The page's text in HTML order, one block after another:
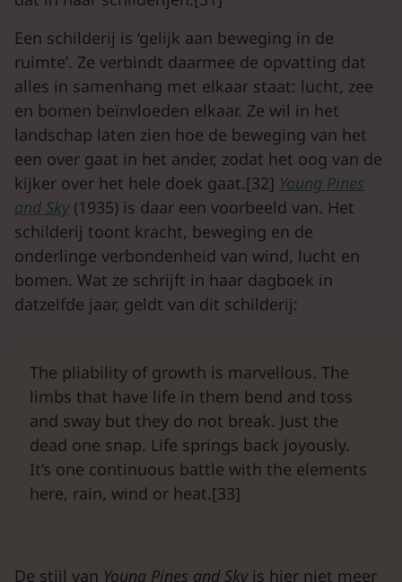
Een schilderij is ‘gelijk aan beweging in de
ruimte’. Ze verbindt daarmee de opvatting dat
alles in samenhang met elkaar staat: lucht, zee
en bomen beïnvloeden elkaar. Ze wil in het
landschap laten zien hoe de beweging van het
een over gaat in het ander, zodat het oog van de
kijker over het hele doek gaat.[32] Young Pines
and Sky (1935) is daar een voorbeeld van. Het
schilderij toont kracht, beweging en de
onderlinge verbondenheid van wind, lucht en
bomen. Wat ze schrijft in haar dagboek in
datzelfde jaar, geldt van dit schilderij:
The pliability of growth is marvellous. The
limbs that have life in them bend and toss
and sway but they do not break. Just the
dead one snap. Life springs back joyously.
It’s one continuous battle with the elements
here, rain, wind or heat.[33]
De stijl van Young Pines andSky is hier niet meer